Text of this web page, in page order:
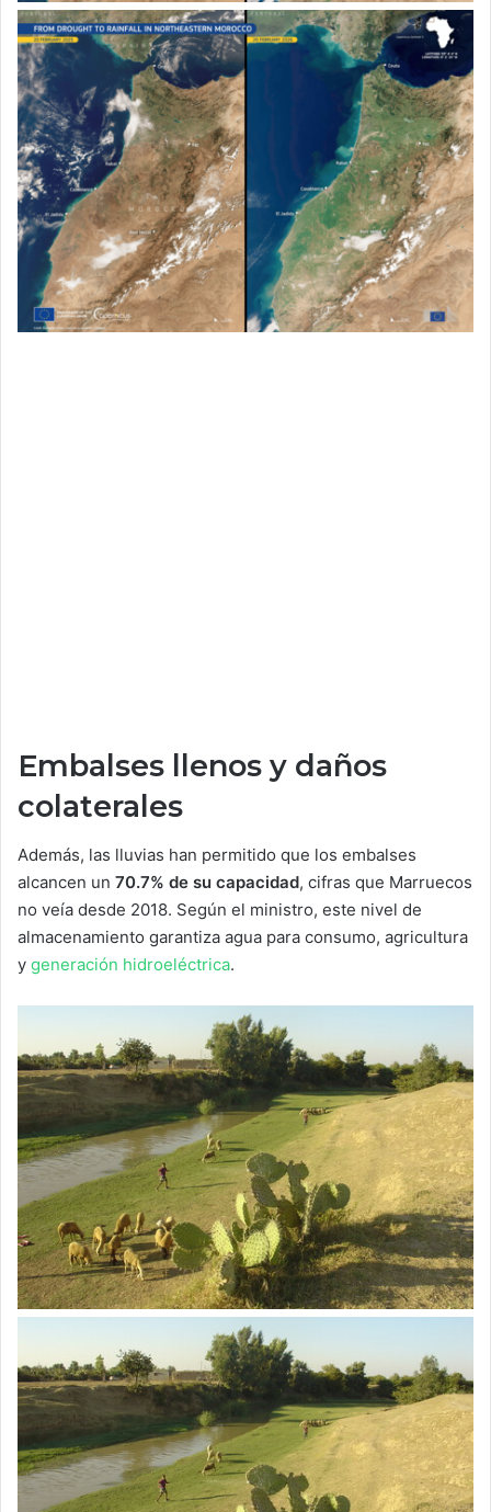
Embalses llenos y daños
colaterales
Además, las lluvias han permitido que los embalses
alcancen un 70.7% de su capacidad, cifras que Marruecos
no veía desde 2018. Según el ministro, este nivel de
almacenamiento garantiza agua para consumo, agricultura
y generación hidroeléctrica.